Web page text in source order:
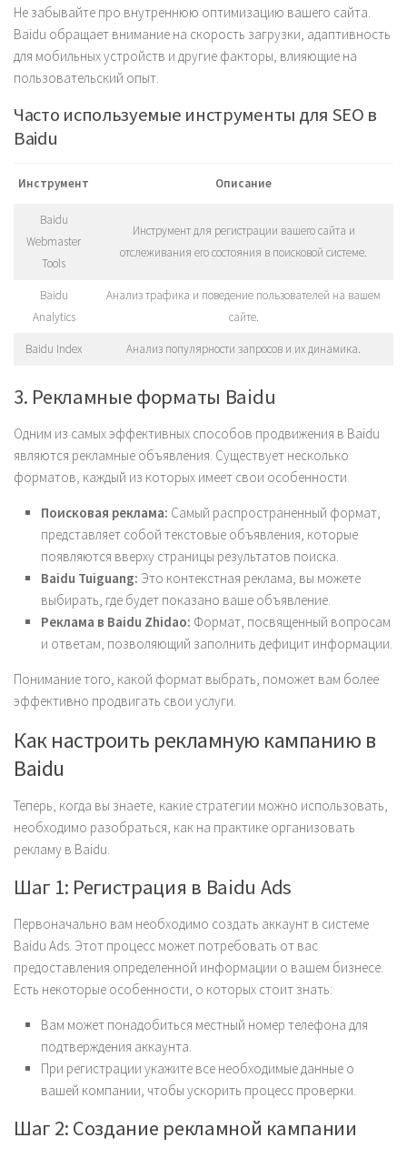
Не забывайте про внутреннюю оптимизацию вашего сайта.
Baidu обращает внимание на скорость загрузки, адаптивность
для мобильных устройств и другие факторы, влияющие на
пользовательский опыт.
Часто используемые инструменты для SEO в
Baidu
Инструмент Описание
Baidu
Webmaster
Tools
Инструмент для регистрации вашего сайта и
отслеживания его состояния в поисковой системе.
Baidu
Analytics
Анализ трафика и поведение пользователей на вашем
сайте.
Baidu Index Анализ популярности запросов и их динамика.
3. Рекламные форматы Baidu
Одним из самых эффективных способов продвижения в Baidu
являются рекламные объявления. Существует несколько
форматов, каждый из которых имеет свои особенности.
Поисковая реклама: Самый распространенный формат,
представляет собой текстовые объявления, которые
появляются вверху страницы результатов поиска.
Baidu Tuiguang: Это контекстная реклама, вы можете
выбирать, где будет показано ваше объявление.
Реклама в Baidu Zhidao: Формат, посвященный вопросам
и ответам, позволяющий заполнить дефицит информации.
Понимание того, какой формат выбрать, поможет вам более
эффективно продвигать свои услуги.
Как настроить рекламную кампанию в
Baidu
Теперь, когда вы знаете, какие стратегии можно использовать,
необходимо разобраться, как на практике организовать
рекламу в Baidu.
Шаг 1: Регистрация в Baidu Ads
Первоначально вам необходимо создать аккаунт в системе
Baidu Ads. Этот процесс может потребовать от вас
предоставления определенной информации о вашем бизнесе.
Есть некоторые особенности, о которых стоит знать:
Вам может понадобиться местный номер телефона для
подтверждения аккаунта.
При регистрации укажите все необходимые данные о
вашей компании, чтобы ускорить процесс проверки.
Шаг 2: Создание рекламной кампании